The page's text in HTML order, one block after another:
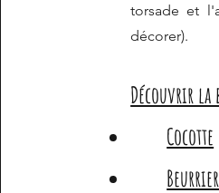
torsade et
décorer).
Découvrir
Cocotte